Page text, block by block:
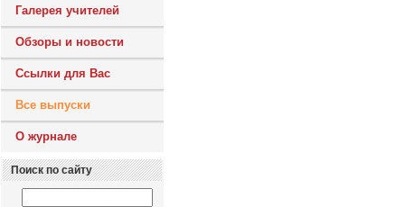
Галерея учителей
Обзоры и новости
Ссылки для Вас
Все выпуски
О журнале
Поиск по сайту